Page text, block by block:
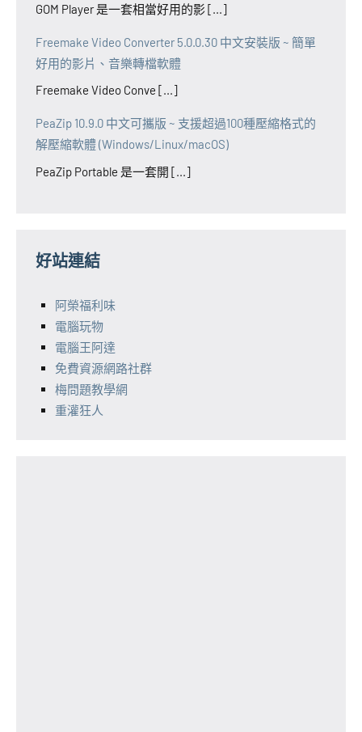
GOM Player 是一套相當好用的影 [...]
Freemake Video Converter 5.0.0.30 中文安裝版 ~ 簡單
好用的影片、音樂轉檔軟體
Freemake Video Conve [...]
PeaZip 10.9.0 中文可攜版 ~ 支援超過100種壓縮格式的
解壓縮軟體 (Windows/Linux/macOS)
PeaZip Portable 是一套開 [...]
好站連結
阿榮福利味
電腦玩物
電腦王阿達
免費資源網路社群
梅問題教學網
重灌狂人